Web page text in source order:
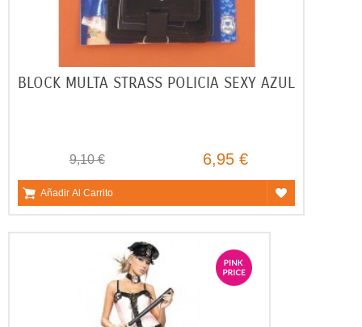
BLOCK MULTA STRASS POLICIA SEXY AZUL
9,10 € 6,95 €
Añadir Al Carrito